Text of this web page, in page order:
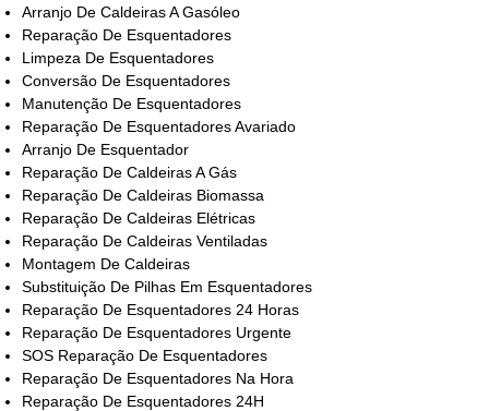
Arranjo De Caldeiras A Gasóleo
Reparação De Esquentadores
Limpeza De Esquentadores
Conversão De Esquentadores
Manutenção De Esquentadores
Reparação De Esquentadores Avariado
Arranjo De Esquentador
Reparação De Caldeiras A Gás
Reparação De Caldeiras Biomassa
Reparação De Caldeiras Elétricas
Reparação De Caldeiras Ventiladas
Montagem De Caldeiras
Substituição De Pilhas Em Esquentadores
Reparação De Esquentadores 24 Horas
Reparação De Esquentadores Urgente
SOS Reparação De Esquentadores
Reparação De Esquentadores Na Hora
Reparação De Esquentadores 24H